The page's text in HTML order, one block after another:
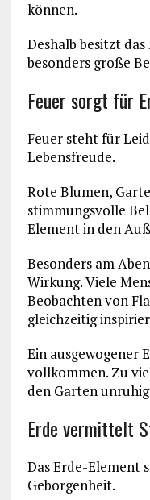
können.
Deshalb besitzt
besonders große
Feuer sorgt für
Feuer steht für
Lebensfreude.
Rote Blumen,
stimmungsvolle
Element in den
Besonders am
Wirkung. Viele
Beobachten von
gleichzeitig
Ein ausgewogener
vollkommen. Zu
den Garten
Erde vermittelt
Das Erde-Element
Geborgenheit.